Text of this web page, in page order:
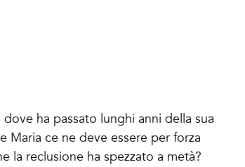
ha passato lunghi anni della sua
Maria ce ne deve essere per forza
la reclusione ha spezzato a metà?